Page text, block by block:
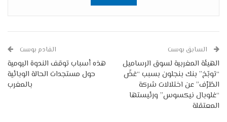
السابق بوست
الهيئة المغربية لسوق الرساميل
“توبّخ” بنك بنجلون بسبب “غضّ
الطّرْف” عن اختلالات شركة
“غلوبال نيكسوس” ورئيستها
المعتقلة
القادم بوست
هذه أسباب توقف الندوة اليومية
حول مستجدات الحالة الوبائية
بالمغرب